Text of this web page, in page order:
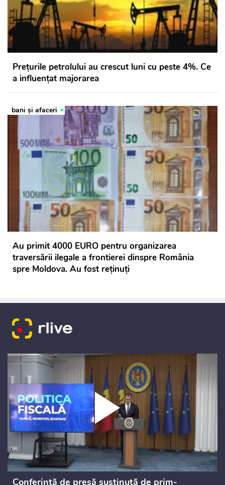
Preţurile petrolului au crescut luni cu peste 4%. Ce
a influențat majorarea
bani și afaceri
Au primit 4000 EURO pentru organizarea
traversării ilegale a frontierei dinspre România
spre Moldova. Au fost reținuți
Conferință de presă susținută de prim-